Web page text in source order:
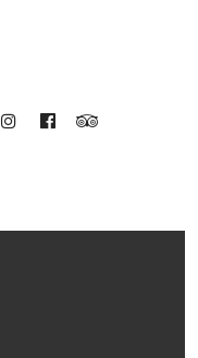
INSTAGRAM
FACEBOOK